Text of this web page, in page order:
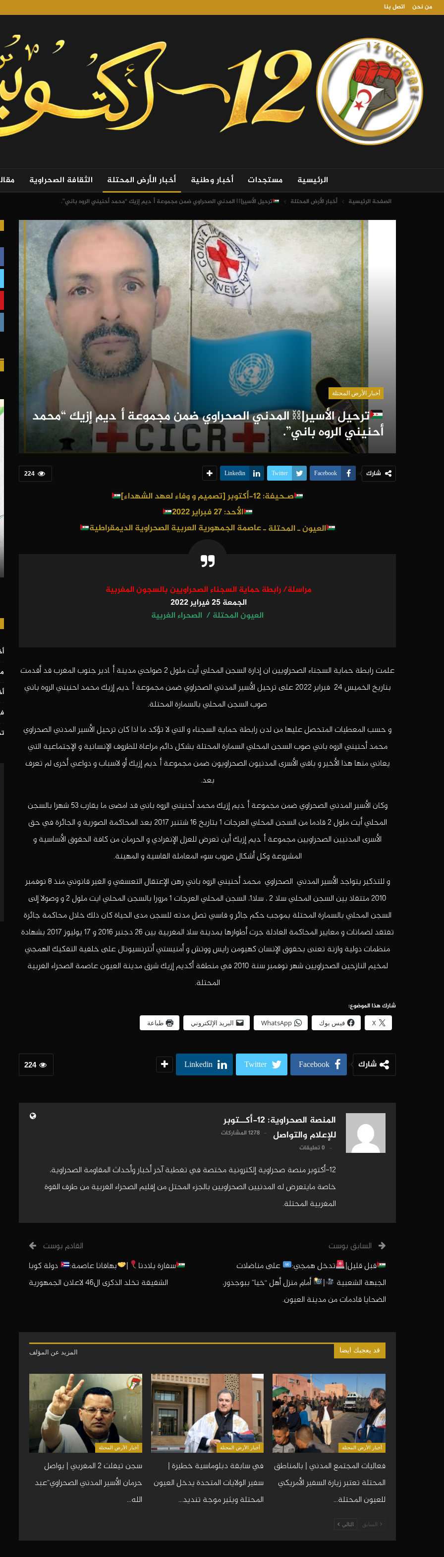
من نحن اتصل بنا
الرئيسية مستجدات أخبار وطنية أخبار الأرض المحتلة الثقافة الصحراوية
الصفحة الرئيسية أخبار الأرض المحتلة ترحيل الأسير|⛓ المدني الصحراوي ضمن مجموعة أگديم إزيك “محمد أحنيني الروه باني”.
أخبار الأرض المحتلة
ترحيل الأسير|⛓ المدني الصحراوي ضمن مجموعة أگديم إزيك “محمد
أحنيني الروه باني”.
224 شارك Facebook
Twitter
Linkedin
صـحيفة: 12-أكتوبر [تصميم و وفاء لعهد الشهداء]
الأحد: 27 فبراير 2022
العيون ـ المحتلةـ عاصمة الجمهورية العربية الصحراوية الديمقراطية
مراسلة/ رابطة حماية السجناء الصحراويين بالسجون المغربية
الجمعة 25 فيراير 2022
العيون المحتلة / الصحراء الغربية
علمت رابطة حماية السجناء الصحراويين ان إدارة السجن المحلي أيت ملول 2 ضواحي مدينة أگادير جنوب المغرب قد أقدمت
بناريخ الخميس 24 فبراير 2022 على ترحيل الأسير المدني الصحراوي ضمن مجموعة أگديم إزيك محمد احنيني الروه باني
صوب السجن المحلي بالسمارة المحتلة.
و حسب المعطيات المتحصل عليها من لدن رابطة حماية السجناء و التي لا تؤكد ما اذا كان ترحيل الأسير المدني الصحراوي
محمد أحنيني الروه باني صوب السجن المحلي السمارة المحتلة بشكل دائم مراعاة للظروف الإنسانية و الإجتماعية التي
يعاني منها هذا الأخير و باقي الأسرى المدنيون الصحراويون ضمن مجموعة أگديم إزيك أو لاسباب و دواعي أخرى لم تعرف
بعد.
وكان الأسير المدني الصحراوي ضمن مجموعة أگديم إزيك محمد أحنيني الروه باني قد امضى ما يقارب 53 شهرا بالسجن
المحلي أيت ملول 2 قادما من السجن المحلي العرجات 1 بتاريخ 16 شتنبر 2017 بعد المحاكمة الصورية و الجائرة في حق
الأسرى المدنيين الصحراويين مجموعة أگديم إزيك أين تعرض للعزل الإنفرادي و الحرمان من كافة الحقوق الأساسية و
المشروعة وكل أشكال ضروب سوء المعاملة القاسية و المهينة.
و للتذكير يتواجد الأسير المدني الصحراوي محمد أحنيني الروه باني رهن الإعتقال التعسفي و الغير قانوني منذ 8 نوفمبر
2010 متتقلا بين السجن المحلي سلا 2 ، سلا1، السجن المحلي العرجات 1 مرورا بالسجن المحلي ايت ملول 2 و وصولا إلى
السجن المحلي بالسمارة المحتلة بموجب حكم جائر و قاسي تصل مدته للسجن مدى الحياة كان ذلك خلال محاكمة جائرة
تفتقد لضمانات و معايير المحاكمة العادلة جرت أطوارها بمدينة سلا المغربية بين 26 دجنبر 2016 و 17 يوليوز 2017 بشهادة
منظمات دولية وازنة تعنى بحقوق الإنسان كهيومن رايس ووتش و أمنيستي أنترنسيونال على خلفية التفكيك الهمجي
لمخيم النازحين الصحراويين شهر نوفمبر سنة 2010 في منطقة أكديم إزيك شرق مدينة العيون عاصمة الصحراء الغربية
المحتلة.
شارك هذا الموضوع:
X فيس بوك WhatsApp البريد الإلكتروني طباعة
224 شارك Facebook
Twitter
Linkedin
المنصة الصحراوية: 12-أكــتوبر
للإعلام والتواصل
1278 المشاركات
0 تعليقات
12-أكتوبر منصة صحراوية إلكترونية مختصة في تغطية آخر أخبار وأحداث المقاومة الصحراوية،
خاصة مايتعرض له المدنيين الصحراويين بالجزء المحتل من إقليم الصحراء الغربية من طرف القوة
المغربية المحتلة.
السابق بوست
قبل قليل|
تدخل همجي:
على مناضلات
الجبهة الشعبية
|
أمام منزل أهل “خيا” ببوجدور،
الضحايا قادمات من مدينة العيون.
القادم بوست
سفارة بلادنا
| بهافانا عاصمة:
دولة كوبا
الشقيقة تخلد الذكرى ال46 لاعلان الجمهورية
قد يعجبك ايضا المزيد عن المؤلف
أخبار الأرض المحتلة
فعاليات المجتمع المدني | بالمناطق
المحتلة تعتبر زيارة السفير الأمريكي
للعيون المحتلة…
أخبار الأرض المحتلة
في سابقة دبلوماسية خطيرة |
سفير الولايات المتحدة يدخل العيون
المحتلة ويثير موجة تنديد…
أخبار الأرض المحتلة
سجن تيفلت 2 المغربي | يواصل
حرمان الأسير المدني الصحراوي”عبد
الله…
السابق التالي